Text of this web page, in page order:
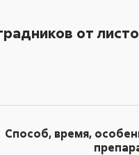
от
Способ, время,